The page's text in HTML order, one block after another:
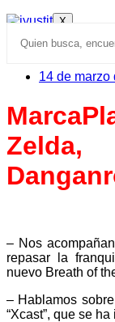
X
14 de marzo
– Nos
repasar la
nuevo Breath of
– Hablamos
“Xcast”, que se